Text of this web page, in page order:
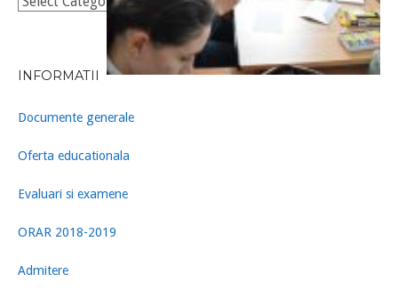
INFORMATII
Documente generale
Oferta educationala
Evaluari si examene
ORAR 2018-2019
Admitere